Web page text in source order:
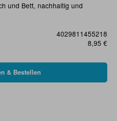
und Bett, nachhaltig und
4029811455218
8,95 €